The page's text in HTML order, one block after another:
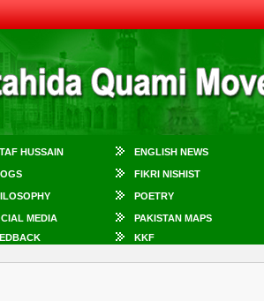
HUSSAIN ENGLISH NEWS
FIKRI NISHIST
POETRY
MEDIA PAKISTAN MAPS
KKF